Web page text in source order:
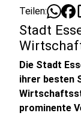
Teilen:
Stadt
Die Stadt
ihrer besten
prominente